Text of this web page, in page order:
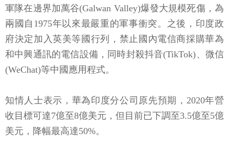
軍隊在邊界加萬谷(Galwan Valley)爆發大規模死傷，為
兩國自1975年以來最嚴重的軍事衝突。之後，印度政
府決定加入英美等國行列，禁止國內電信商採購華為
和中興通訊的電信設備，同時封殺抖音(TikTok)、微信
(WeChat)等中國應用程式。
知情人士表示，華為印度分公司原先預期，2020年營
收目標可達7億至8億美元，但目前已下調至3.5億至5億
美元，降幅最高達50%。